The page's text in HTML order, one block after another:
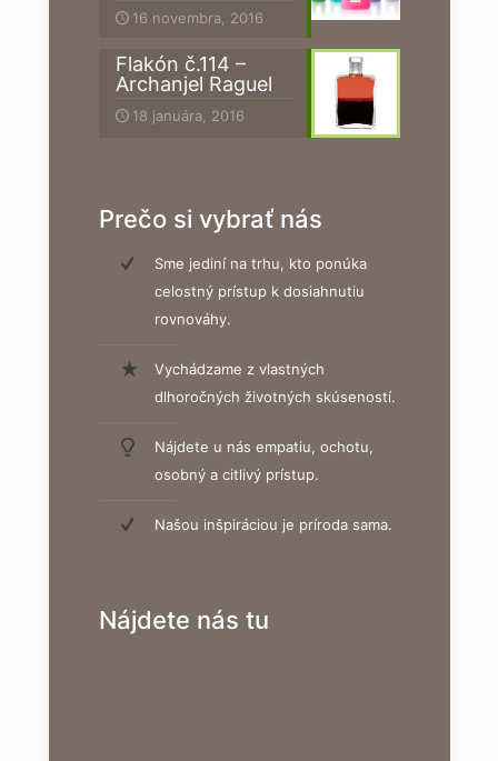
16 novembra, 2016
Flakón č.114 –
Archanjel Raguel
18 januára, 2016
Prečo si vybrať nás
Sme jediní na trhu, kto ponúka
celostný prístup k dosiahnutiu
rovnováhy.
Vychádzame z vlastných
dlhoročných životných skúseností.
Nájdete u nás empatiu, ochotu,
osobný a citlivý prístup.
Našou inšpiráciou je príroda sama.
Nájdete nás tu